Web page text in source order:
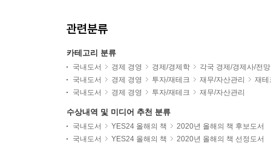
관련분류
카테고리 분류
국내도서 경제 경영 경제/경제학
각국 경제/경제사/전망
국내도서
경제 경영 투자/재테크 재무/자산관리
재테
국내도서
경제 경영 투자/재테크 재무/자산관리
수상내역 및 미디어 추천 분류
국내도서 YES24 올해의 책
2020년 올해의 책 후보도서
국내도서
YES24 올해의 책 2020년 올해의 책 선정도서